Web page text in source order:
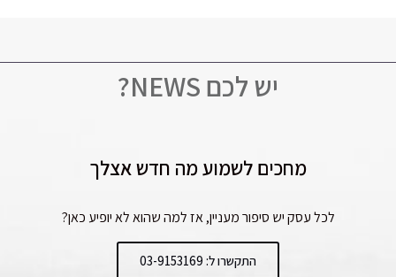
יש לכם NEWS?
מחכים לשמוע מה חדש אצלך
לכל עסק יש סיפור מעניין, אז למה שהוא לא יופיע כאן?
התקשרו ל: 03-9153169